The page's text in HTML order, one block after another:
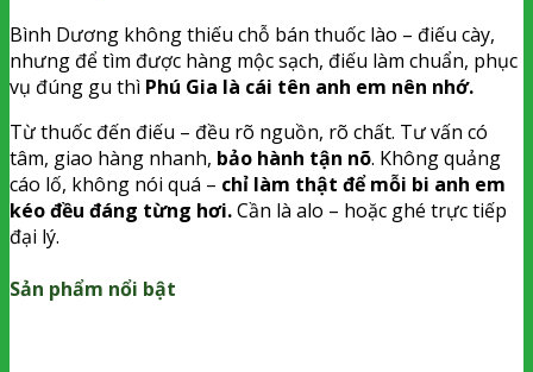
Bình Dương không thiếu chỗ bán thuốc lào – điếu cày,
nhưng để tìm được hàng mộc sạch, điếu làm chuẩn, phục
vụ đúng gu thì Phú Gia là cái tên anh em nên nhớ.
Từ thuốc đến điếu – đều rõ nguồn, rõ chất. Tư vấn có
tâm, giao hàng nhanh, bảo hành tận nõ. Không quảng
cáo lố, không nói quá – chỉ làm thật để mỗi bi anh em
kéo đều đáng từng hơi.Cần là alo – hoặc ghé trực tiếp
đại lý.
Sản phẩm nổi bật